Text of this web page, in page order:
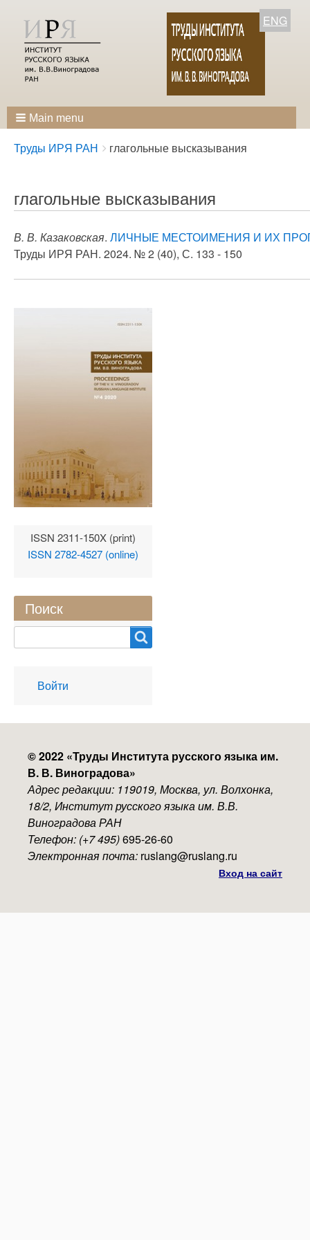
ENG
Main menu
Breadcrumbs
You
Труды ИРЯ РАН глагольные высказывания
глагольные высказывания
В. В. Казаковская. ЛИЧНЫЕ МЕСТОИМЕНИЯ И ИХ
Труды ИРЯ РАН. 2024. № 2 (40), С. 133 - 150
ISSN 2311-150X (print)
ISSN 2782-4527 (online)
Поиск
User
account
Войти
© 2022 «Труды Института русского языка им.
В. В. Виноградова»
Адрес редакции: 119019, Москва, ул. Волхонка,
18/2, Институт русского языка им. В.В.
Виноградова РАН
Телефон: (+7 495)695-26-60
Электронная почта: ruslang@ruslang.ru
Вход на сайт